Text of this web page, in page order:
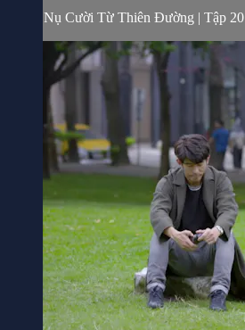
Nụ Cười Từ Thiên Đường | Tập 20